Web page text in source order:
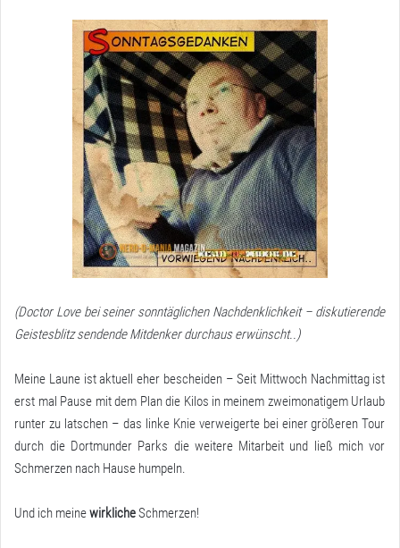
(Doctor Love bei seiner sonntäglichen Nachdenklichkeit – diskutierende
Geistesblitz sendende Mitdenker durchaus erwünscht..)
Meine Laune ist aktuell eher bescheiden – Seit Mittwoch Nachmittag ist
erst mal Pause mit dem Plan die Kilos in meinem zweimonatigem Urlaub
runter zu latschen – das linke Knie verweigerte bei einer größeren Tour
durch die Dortmunder Parks die weitere Mitarbeit und ließ mich vor
Schmerzen nach Hause humpeln.
Und ich meinewirklicheSchmerzen!